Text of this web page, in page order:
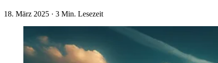
18. März 2025 · 3 Min. Lesezeit